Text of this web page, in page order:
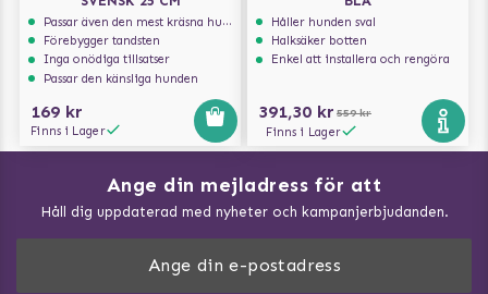
Passar även den mest kräsna hunden
Förebygger tandsten
Inga onödiga tillsatser
Passar den känsliga hunden
169 kr
Finns i Lager
Håller hunden sval
Halksäker botten
Enkel att installera och rengöra
391,30 kr 559 kr
Finns i Lager
Ange din mejladress för att
Håll dig uppdaterad med nyheter och kampanjerbjudanden.
Vad kan hundar äta?